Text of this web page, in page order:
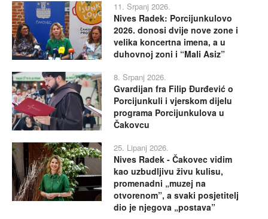
11. Srpanj 2026.
Nives Radek: Porcijunkulovo
2026. donosi dvije nove zone i
velika koncertna imena, a u
duhovnoj zoni i “Mali Asiz”
8. Srpanj 2026.
Gvardijan fra Filip Đurđević o
Porcijunkuli i vjerskom dijelu
programa Porcijunkulova u
Čakovcu
25. Lipanj 2026.
Nives Radek - Čakovec vidim
kao uzbudljivu živu kulisu,
promenadni „muzej na
otvorenom”, a svaki posjetitelj
dio je njegova „postava”